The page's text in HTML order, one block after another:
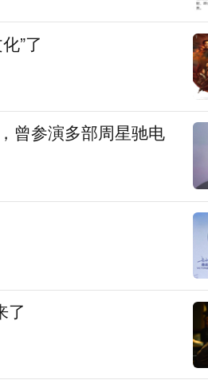
”了
曾参演多部周星驰电
了